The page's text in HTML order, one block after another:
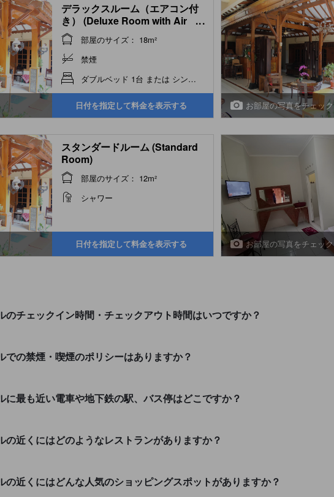
デラックスルーム（エアコン付
き） (Deluxe Room with Air
Conditioner)
...
部屋のサイズ： 18m²
禁煙
ダブルベッド 1台 または シングルベッド 2台
日付を指定して料金を表示する お部屋の写真をチェック
スタンダードルーム (Standard
Room)
部屋のサイズ： 12m²
シャワー
日付を指定して料金を表示する お部屋の写真をチェック
のチェックイン時間・チェックアウト時間はいつですか？
での禁煙・喫煙のポリシーはありますか？
に最も近い電車や地下鉄の駅、バス停はどこですか？
の近くにはどのようなレストランがありますか？
の近くにはどんな人気のショッピングスポットがありますか？